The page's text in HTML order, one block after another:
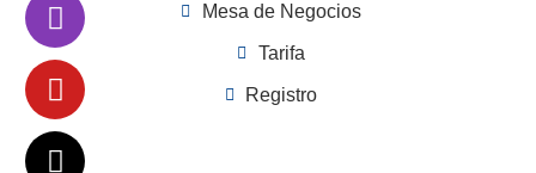
Mesa de Negocios
Tarifa
Registro